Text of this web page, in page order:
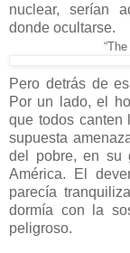
nuclear, serían
donde ocultarse.
Pero detrás de
Por un lado, el
que todos canten
supuesta
del pobre, en su
América. El
parecía
dormía con la
peligroso.